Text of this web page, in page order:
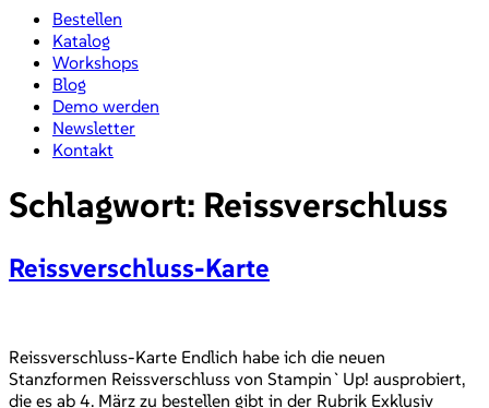
Bestellen
Katalog
Workshops
Blog
Demo werden
Newsletter
Kontakt
Schlagwort: Reissverschluss
Reissverschluss-Karte
Reissverschluss-Karte Endlich habe ich die neuen
Stanzformen Reissverschluss von Stampin`Up! ausprobiert,
die es ab 4. März zu bestellen gibt in der Rubrik Exklusiv